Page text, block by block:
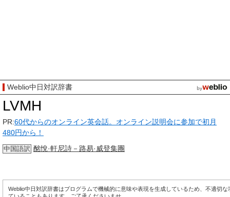
Weblio中日対訳辞書
LVMH
PR:60代からのオンライン英会話。オンライン説明会に参加で初月
480円から！
中国語訳 酩悅·軒尼詩－路易·威登集團
Weblio中日対訳辞書はプログラムで機械的に意味や表現を生成しているため、不適切な